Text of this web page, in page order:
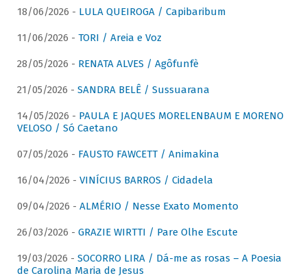
18/06/2026 - LULA QUEIROGA / Capibaribum
11/06/2026 - TORI / Areia e Voz
28/05/2026 - RENATA ALVES / Agôfunfè
21/05/2026 - SANDRA BELÊ / Sussuarana
14/05/2026 - PAULA E JAQUES MORELENBAUM E MORENO
VELOSO / Só Caetano
07/05/2026 - FAUSTO FAWCETT / Animakina
16/04/2026 - VINÍCIUS BARROS / Cidadela
09/04/2026 - ALMÉRIO / Nesse Exato Momento
26/03/2026 - GRAZIE WIRTTI / Pare Olhe Escute
19/03/2026 - SOCORRO LIRA / Dá-me as rosas – A Poesia
de Carolina Maria de Jesus